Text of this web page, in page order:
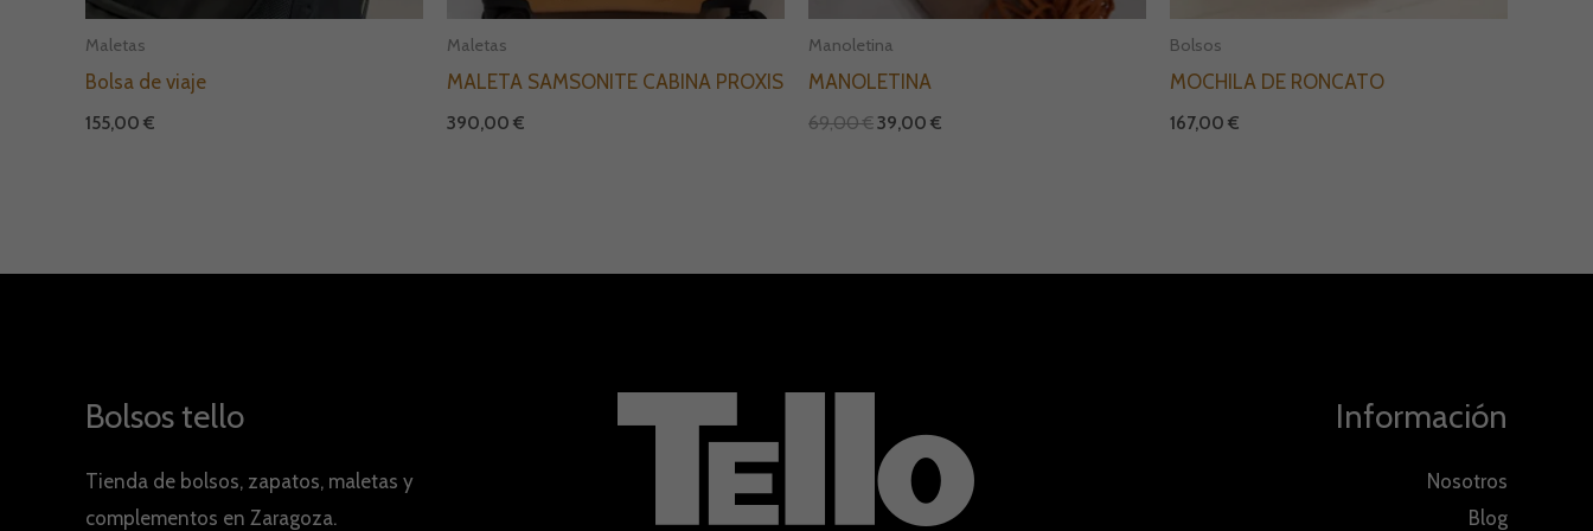
Maletas
Bolsa de viaje
155,00 €
Maletas
MALETA SAMSONITE CABINA PROXIS
390,00 €
Manoletina
MANOLETINA
69,00€39,00 €
Bolsos
MOCHILA DE RONCATO
167,00 €
Bolsos tello
Tienda de bolsos, zapatos, maletas y
complementos en Zaragoza.
Información
Nosotros
Blog